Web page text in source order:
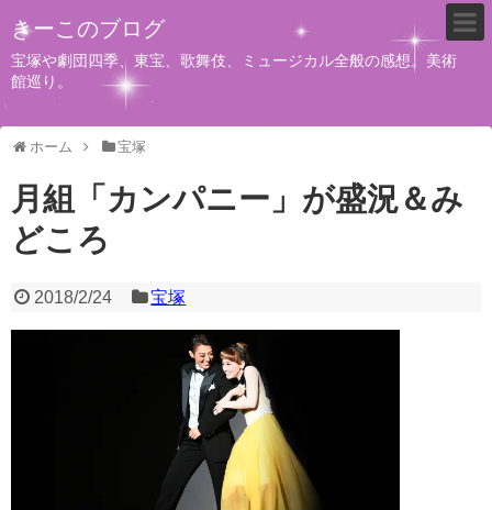
きーこのブログ
宝塚や劇団四季、東宝、歌舞伎、ミュージカル全般の感想。美術
館巡り。
ホーム 宝塚
月組「カンパニー」が盛況＆み
どころ
2018/2/24 宝塚